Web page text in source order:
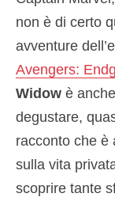
non è di certo
avventure
Avengers:
Widow è
degustare,
racconto che è
sulla vita
scoprire tante